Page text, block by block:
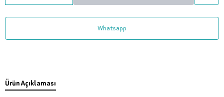
Whatsapp
Ürün Açıklaması